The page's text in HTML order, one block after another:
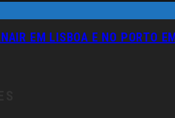
EM LISBOA E NO PORTO